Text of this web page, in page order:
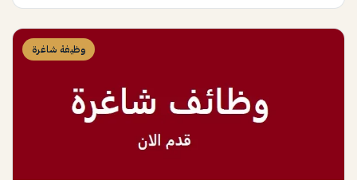
وظيفة شاغرة